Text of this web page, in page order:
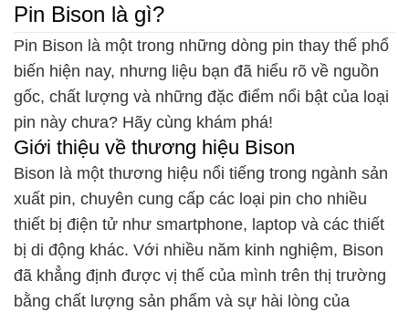
Pin Bison là gì?
Pin Bison là một trong những dòng pin thay thế phổ
biến hiện nay, nhưng liệu bạn đã hiểu rõ về nguồn
gốc, chất lượng và những đặc điểm nổi bật của loại
pin này chưa? Hãy cùng khám phá!
Giới thiệu về thương hiệu Bison
Bison là một thương hiệu nổi tiếng trong ngành sản
xuất pin, chuyên cung cấp các loại pin cho nhiều
thiết bị điện tử như smartphone, laptop và các thiết
bị di động khác. Với nhiều năm kinh nghiệm, Bison
đã khẳng định được vị thế của mình trên thị trường
bằng chất lượng sản phẩm và sự hài lòng của